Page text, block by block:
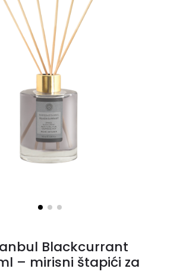
Blackcurrant
– mirisni štapići za